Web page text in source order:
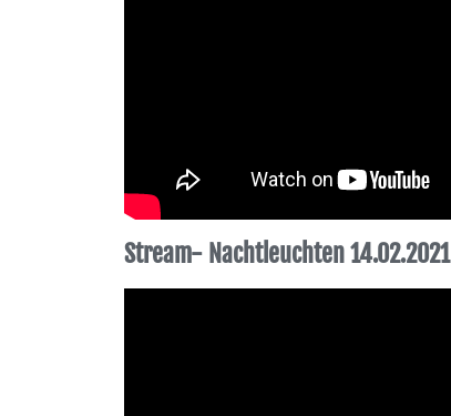
Stream- Nachtleuchten 14.02.2021